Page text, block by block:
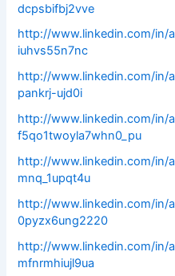
dcpsbifbj2vve
http://www.linkedin.com/in/
iuhvs55n7nc
http://www.linkedin.com/in/
pankrj-ujd0i
http://www.linkedin.com/in/
f5qo1twoyla7whn0_pu
http://www.linkedin.com/in/
mnq_1upqt4u
http://www.linkedin.com/in/
0pyzx6ung2220
http://www.linkedin.com/in/
mfnrmhiujl9ua